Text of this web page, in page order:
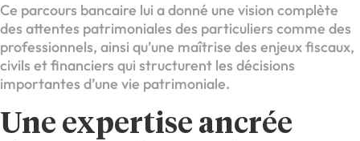
Ce parcours bancaire lui a donné une vision complète
des attentes patrimoniales des particuliers comme des
professionnels, ainsi qu’une maîtrise des enjeux fiscaux,
civils et financiers qui structurent les décisions
importantes d’une vie patrimoniale.
Une expertise ancrée